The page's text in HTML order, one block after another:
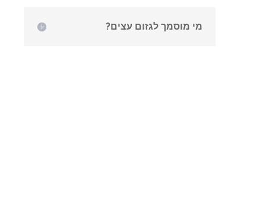
מי מוסמך לגזום עצים?